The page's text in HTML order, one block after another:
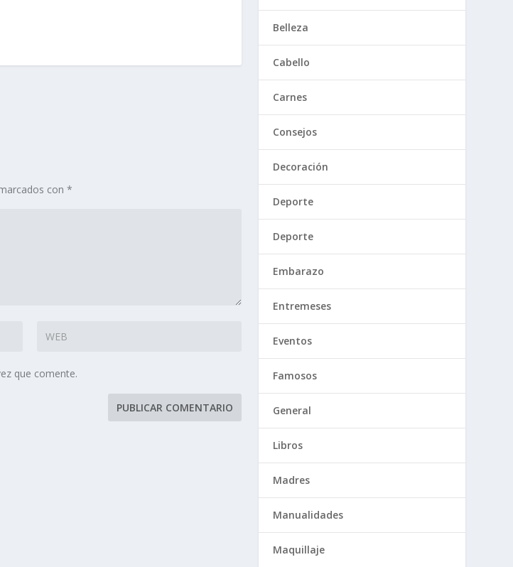
con*
que comente.
Belleza
Cabello
Carnes
Consejos
Decoración
Deporte
Deporte
Embarazo
Entremeses
Eventos
Famosos
General
Libros
Madres
Manualidades
Maquillaje